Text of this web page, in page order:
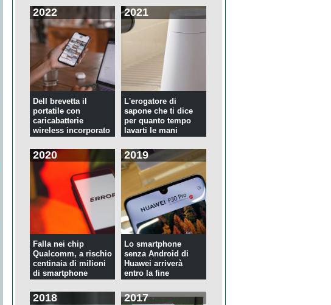
2022
Dell brevetta il
portatile con
caricabatterie
wireless incorporato
2021
L'erogatore di
sapone che ti dice
per quanto tempo
lavarti le mani
2020
Falla nei chip
Qualcomm, a rischio
centinaia di milioni
di smartphone
2019
Lo smartphone
senza Android di
Huawei arriverà
entro la fine
2018 2017